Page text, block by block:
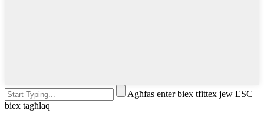
Agħfas enter biex tfittex jew ESC
biex tagħlaq